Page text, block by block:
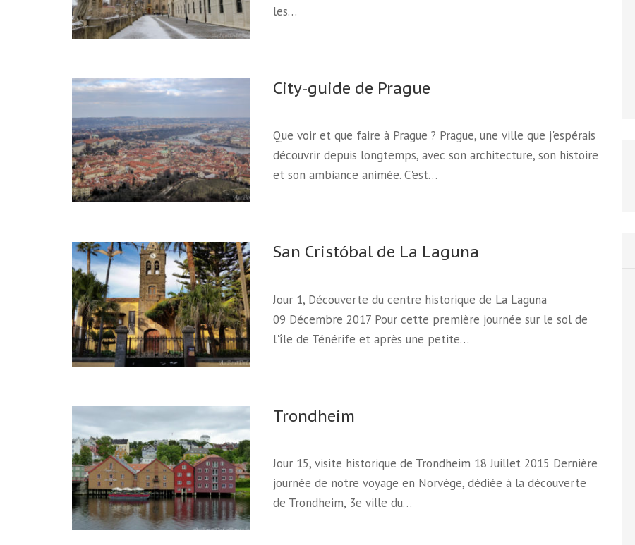
les…
City-guide de Prague
Que voir et que faire à Prague ? Prague, une ville que j'espérais
découvrir depuis longtemps, avec son architecture, son histoire
et son ambiance animée. C'est…
San Cristóbal de La Laguna
Jour 1, Découverte du centre historique de La Laguna
09 Décembre 2017 Pour cette première journée sur le sol de
l'île de Ténérife et après une petite…
Trondheim
Jour 15, visite historique de Trondheim 18 Juillet 2015 Dernière
journée de notre voyage en Norvège, dédiée à la découverte
de Trondheim, 3e ville du…